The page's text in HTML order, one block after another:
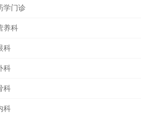
学门诊
养科
科
科
科
科